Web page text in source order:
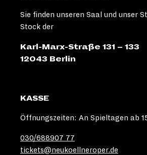
Sie finden unseren Saal und unser
Stock der
Karl-Marx-Straße 131 – 133
12043 Berlin
KASSE
Öffnungszeiten: An Spieltagen ab
030/688907 77
tickets@neukoellneroper.de